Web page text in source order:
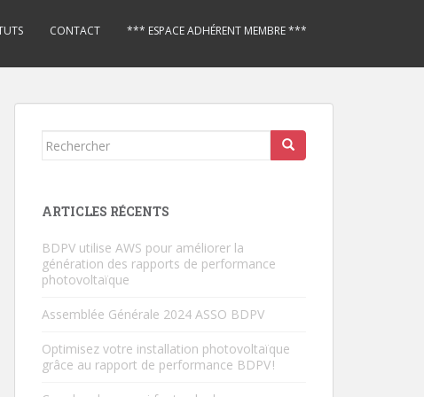
CONTACT *** ESPACE ADHÉRENT MEMBRE ***
Rechercher...
ARTICLES RÉCENTS
BDPV utilise AWS pour améliorer la
génération des rapports de performance
photovoltaïque
Assemblée Générale 2024 ASSO BDPV
Optimisez votre installation photovoltaïque
grâce au rapport de performance BDPV !